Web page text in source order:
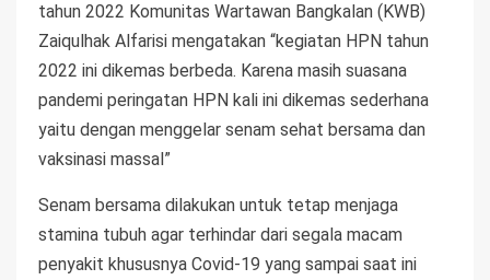
tahun 2022 Komunitas Wartawan Bangkalan (KWB)
Zaiqulhak Alfarisi mengatakan “kegiatan HPN tahun
2022 ini dikemas berbeda. Karena masih suasana
pandemi peringatan HPN kali ini dikemas sederhana
yaitu dengan menggelar senam sehat bersama dan
vaksinasi massal”
Senam bersama dilakukan untuk tetap menjaga
stamina tubuh agar terhindar dari segala macam
penyakit khususnya Covid-19 yang sampai saat ini